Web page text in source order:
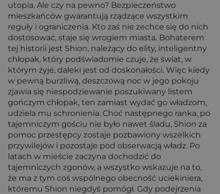
utopia. Ale czy na pewno? Bezpieczeństwo
mieszkańców gwarantują rządzące wszystkim
reguły i ograniczenia. Kto zaś nie zechce się do nich
dostosować, staje się wrogiem miasta. Bohaterem
tej historii jest Shion, należący do elity, inteligentny
chłopak, który podświadomie czuje, że świat, w
którym żyje, daleki jest od doskonałości. Więc kiedy
w pewną burzliwą, deszczową noc w jego pokoju
zjawia się niespodziewanie poszukiwany listem
gończym chłopak, ten zamiast wydać go władzom,
udziela mu schronienia. Choć następnego ranka, po
tajemniczym gościu nie było nawet śladu, Shion za
pomoc przestępcy zostaje pozbawiony wszelkich
przywilejów i pozostaje pod obserwacją władz. Po
latach w mieście zaczyna dochodzić do
tajemniczych zgonów, a wszystko wskazuje na to,
że ma z tym coś wspólnego obecność uciekiniera,
któremu Shion niegdyś pomógł. Gdy podejrzenia